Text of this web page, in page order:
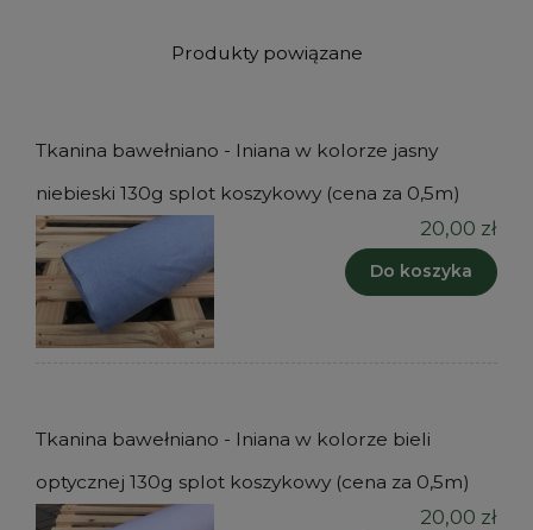
Produkty powiązane
Tkanina bawełniano - lniana w kolorze jasny
niebieski 130g splot koszykowy (cena za 0,5m)
20,00 zł
Do koszyka
Tkanina bawełniano - lniana w kolorze bieli
optycznej 130g splot koszykowy (cena za 0,5m)
20,00 zł